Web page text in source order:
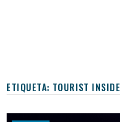
ETIQUETA: TOURIST INSIDE
Open post